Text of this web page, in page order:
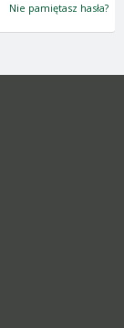
Nie pamiętasz hasła?